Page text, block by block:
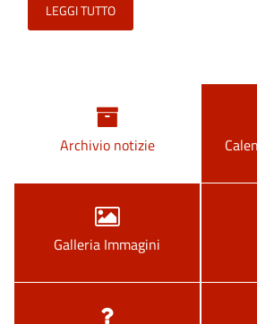
LEGGI TUTTO
Archivio notizie
Galleria Immagini